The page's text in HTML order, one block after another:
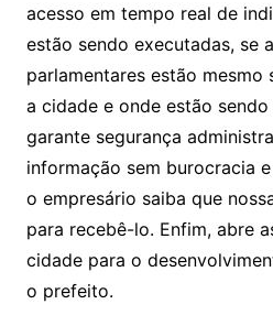
acesso em tempo real de
estão sendo executadas, se
parlamentares estão mesmo
a cidade e onde estão
garante segurança
informação sem burocracia
o empresário saiba que
para recebê-lo. Enfim, abre
cidade para o
o prefeito.